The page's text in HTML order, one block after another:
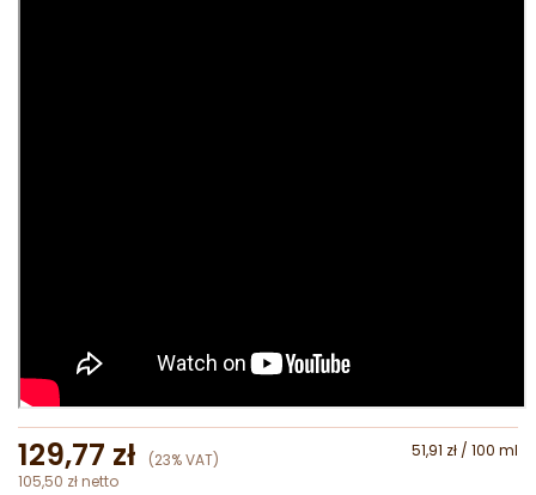
129,77 zł (23% VAT)
51,91 zł / 100 ml
105,50 zł netto